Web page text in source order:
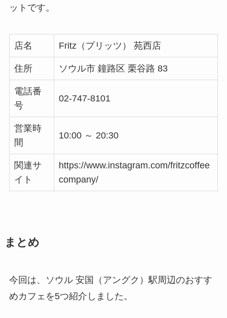
ットです。
店名 Fritz（プリッツ） 苑西店
住所 ソウル市 鐘路区 栗谷路 83
電話番
号
02-747-8101
営業時
間
10:00 ～ 20:30
関連サ
イト
https://www.instagram.com/fritzcoffee
company/
まとめ
今回は、ソウル 安国（アングク）駅周辺のおすす
めカフェを5つ紹介しました。